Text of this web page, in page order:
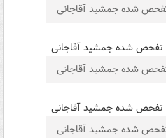
تفحص شده جمشید آقاجانی
تفحص شده جمشید آقاجانی
تفحص شده جمشید آقاجانی